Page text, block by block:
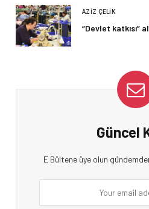
AZIZ ÇELIK
“Devlet katkısı”
Güncel
E Bültene üye olun